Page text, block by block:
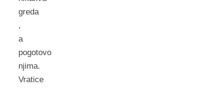
greda
,
a
pogotovo
njima.
Vratice